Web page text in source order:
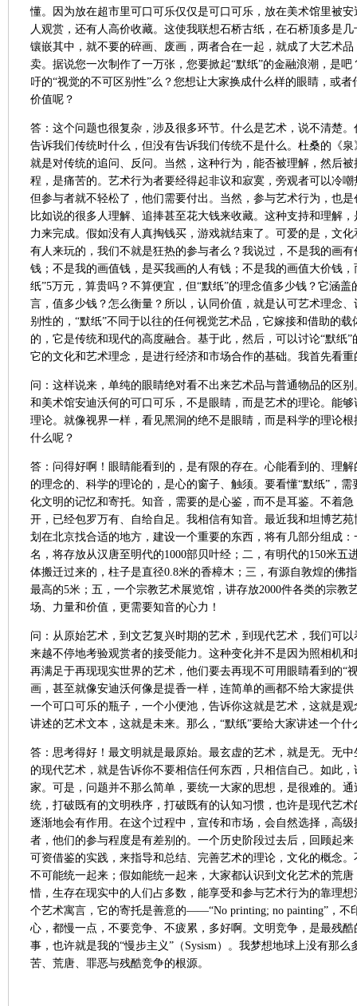
懂。因为放在超市里可口可乐仅仅是可口可乐，放在美术馆里被
人观赏，还有人高价收藏。这使我联想石桥古纸，在石桥顶多是
镶嵌其中，就不要的碎画、废画，两者合在一起，就成了大艺术
卖。据说您一次制作了一万张，您要掀起“默纸”的金融浪潮，是
吁的“视觉的不可区别性”么？您想让大家换成什么样的眼睛，或
价值呢？
答：这个问题也很复杂，涉及很多环节。什么是艺术，说不清楚
告诉我们传统时什么，但没有告诉我们传统不是什么。杜桑的《
就是对传统的追问、反问。当然，这种行为，能否被理解，然后
程，是痛苦的。艺术行为者要经得起非议和寂寞，旁观者可以冷
但参与者就不轻松了，他们需要付出。当然，参与艺术行为，也
比如说的很多人理解、追捧甚至花大钱来收藏。这种支持和理解
力来完成。假如没有人真掏钱买，游戏就结束了。可爱的是，文
有人来玩的，我们不就是狂热的参与者么？我说过，不是我的画
钱；不是我的画值钱，是买我画的人有钱；不是我的画值大价钱
纸”5万元，算贵吗？不算便宜，但“默纸”的理念值多少钱？它涵
言，值多少钱？怎么衡量？所以，认同价值，就是认可艺术理念
别性的，“默纸”不同于以往的任何视觉艺术品，它嫁接和借助的
的，它是传统和现代的高度融合。基于此，然后，可以讨论“默纸
它的文化和艺术理念，是进行经济和市场合作的基础。我首先看
问：这样说来，单纯的眼睛绝对看不出来艺术品与普通物品的区
和美术馆安迪沃何的可口可乐，不是眼睛，而是艺术的理论。能
理论。就像视界一样，看见黑洞的绝不是眼睛，而是科学的理论
什么呢？
答：问得好啊！眼睛能看到的，是有限的存在。心能看到的、理
的理念的、科学的理论的，是心的窗子、触须。要看懂“默纸”，
化文明的记忆和寄托。知音，需要的是心鉴，而不是耳鉴。不着
开，已经包罗万有、自给自足。我相信有知音。最近我和坦博艺
划在北京找合适的地方，建设一个重要的东西，将有几部分组成
名，将存放从汉唐至明代的1000部贝叶经；二，有明代的150米五
体搬迁过来的，柱子是直径0.8米的香樟木；三，有源自敦煌的佛
最高的5米；五，一个宗教艺术展览馆，讲存放2000件各类的宗教
场、力量和价值，更需要知音的心力！
问：从原始艺术，到文艺复兴时期的艺术，到现代艺术，我们可
来越不停地考验观赏者的接受能力。这种变化并不是因为照相机
再满足于再现现实世界的艺术，他们要去再现不可用眼睛看到的“
画，甚至就像安迪沃何像是提香一样，连简单的画都不给大家提
一个可口可乐的瓶子，一个小便池，告诉你这就是艺术，这就是
讲述的艺术文本，这就是未来。那么，“默纸”要给大家讲述一个
答：思考得好！最文明就是最原始。最玄虚的艺术，就是无。无
的现代艺术，就是告诉你不要相信任何东西，只相信自己。如此
家。可是，问题并不那么简单，要统一大家的思想，是很难的。
统，打破既有的文明秩序，打破既有的认知习惯，也许是现代艺
逐渐地会有作用。在这个过程中，宣传和市场，会自然选择，高
者，他们的参与程度是有差别的。一个历史阶段过去后，回顾起
可资借鉴的实践，来指导和总结、完善艺术的理论，文化的概念
不可能统一起来；假如能统一起来，大家都认识到文化艺术的荒
惜，生存在现实中的人们占多数，能享受和参与艺术行为的靠理
个艺术寓言，它的寄托是善意的——“No printing; no painting”，不
心，都慢一点，不要竞争、不疲累，多好啊。文明竞争，是最残
事，也许就是我的“慢步主义”（ Sysism）。我梦想地球上没有那么
苦、荒唐、罪恶与残酷竞争的根源。